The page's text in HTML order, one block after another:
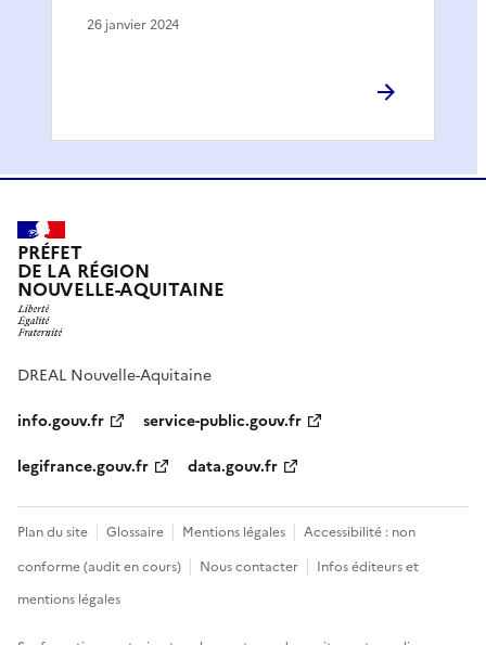
26 janvier 2024
PRÉFET
DE LA RÉGION
NOUVELLE-AQUITAINE
DREAL Nouvelle-Aquitaine
info.gouv.fr
service-public.gouv.fr
legifrance.gouv.fr
data.gouv.fr
Plan du site Glossaire Mentions légales
Accessibilité : non
conforme (audit en cours)
Nous contacter
Infos éditeurs et
mentions légales